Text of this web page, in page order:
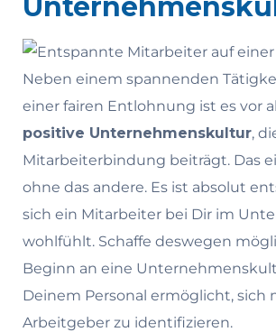
Neben einem spannenden
einer fairen Entlohnung ist es vor
positive Unternehmenskultur,
Mitarbeiterbindung beiträgt. Das
ohne das andere. Es ist absolut
sich ein Mitarbeiter bei Dir im
wohlfühlt. Schaffe deswegen
Beginn an eine
Deinem Personal ermöglicht, sich
Arbeitgeber zu identifizieren.